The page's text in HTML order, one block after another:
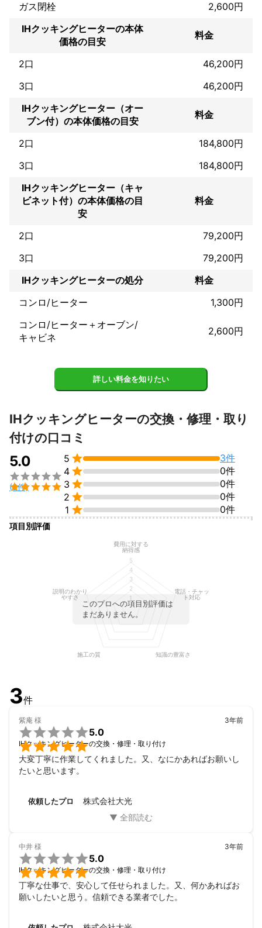
アピールポイント
杯作業いたします。
ガス閉栓
2,600円
IHクッキングヒーターの本体
価格の目安
料金
2口
46,200円
3口
46,200円
IHクッキングヒーター（オー
ブン付）の本体価格の目安
料金
2口
184,800円
3口
184,800円
IHクッキングヒーター（キャ
ビネット付）の本体価格の目
安
料金
2口
79,200円
3口
79,200円
IHクッキングヒーターの処分
料金
コンロ/ヒーター
1,300円
コンロ/ヒーター＋オーブン/
キャビネ
2,600円
詳しい料金を知りたい
IHクッキングヒーターの交換・修理・取り
付けの口コミ
5.0


(3件)
5 
3件
4 
0件
3 
0件
2 
0件
1  0件
項目別評価
このプロへの項目別評価は
まだありません。
費用に対する
納得感
電話・チャッ
ト対応
知識の豊富さ
施工の質
説明のわかり
やすさ
1
2
3
4
5
3件
紫庵 様


5.0
IHクッキングヒーターの交換・修理・取り付け
3年前
大変丁寧に作業してくれました。又、なにかあればお願いし
たいと思います。
依頼したプロ 株式会社大光
中井 様


5.0
IHクッキングヒーターの交換・修理・取り付け
3年前
丁寧な仕事で、安心して任せられました。又、何かあればお
願いしたいと思う。信頼できる業者でした。